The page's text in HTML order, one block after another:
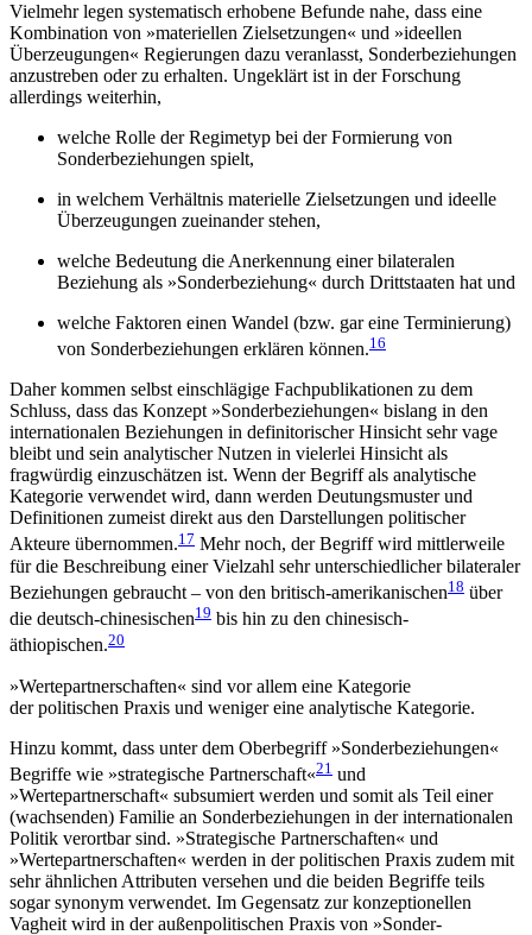
Vielmehr legen systematisch erhobene Befunde nahe, dass eine
Kombination von »materiellen Ziel­setzungen« und »ideellen
Überzeugungen« Regierungen dazu veranlasst, Sonderbeziehungen
anzustreben oder zu erhalten. Ungeklärt ist in der Forschung
allerdings weiterhin,
welche Rolle der Regimetyp bei der Formierung von
Sonderbeziehungen spielt,
in welchem Verhältnis materielle Zielsetzungen und ideelle
Überzeugungen zueinander stehen,
welche Bedeutung die Anerkennung einer bilate­ralen
Beziehung als »Sonderbeziehung« durch Drittstaaten hat und
welche Faktoren einen Wandel (bzw. gar eine Terminierung)
von Sonderbeziehungen erklären können.16
Daher kommen selbst einschlägige Fachpublikatio­nen zu dem
Schluss, dass das Konzept »Sonderbeziehungen« bislang in den
internationalen Beziehungen in definitorischer Hinsicht sehr vage
bleibt und sein analytischer Nutzen in vieler­lei Hinsicht als
fragwürdig einzuschätzen ist. Wenn der Begriff als analytische
Kategorie verwendet wird, dann werden Deutungs­muster und
Definitionen zumeist direkt aus den Darstellungen politischer
Akteure übernommen.17 Mehr noch, der Begriff wird mittlerweile
für die Beschreibung einer Vielzahl sehr unterschiedlicher bilateraler
Beziehungen gebraucht – von den bri­tisch-amerikanischen18 über
die deutsch-chine­si­schen19 bis hin zu den chinesisch-
äthiopischen.20
»Wertepartnerschaften« sind vor allem eine Kategorie
der politischen Praxis und weniger eine analytische Kategorie.
Hinzu kommt, dass unter dem Oberbegriff »Sonder­beziehungen«
Begriffe wie »strategische Partnerschaft«21 und
»Wertepartnerschaft« subsumiert wer­den und somit als Teil einer
(wachsenden) Familie an Sonderbeziehungen in der internationalen
Politik verortbar sind. »Strategische Partnerschaften« und
»Wertepartner­schaften« werden in der politischen Praxis zudem mit
sehr ähnlichen Attributen versehen und die beiden Begriffe teils
sogar synonym verwendet. Im Gegensatz zur konzeptionellen
Vagheit wird in der außenpolitischen Praxis von »Sonder­